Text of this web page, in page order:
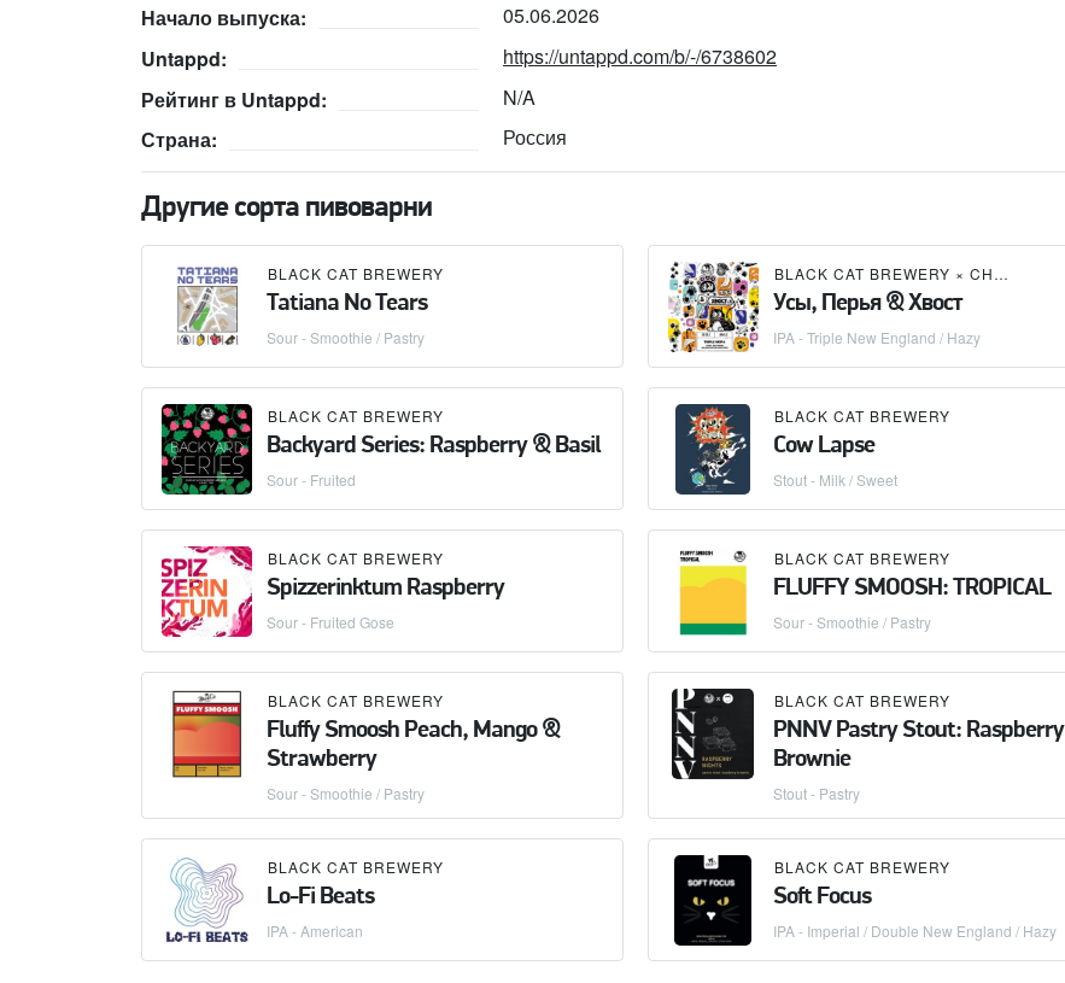
Начало выпуска:
05.06.2026
Untappd:
https://untappd.com/b/-/6738602
Рейтинг в Untappd:
N/A
Страна:
Россия
Другие сорта пивоварни
BLACK CAT BREWERY
Tatiana No Tears
Sour - Smoothie / Pastry
BLACK CAT BREWERY × CHIBIS BREWERY
Усы, Перья & Хвост
IPA - Triple New England / Hazy
BLACK CAT BREWERY
Backyard Series: Raspberry & Basil
Sour - Fruited
BLACK CAT BREWERY
Cow Lapse
Stout - Milk / Sweet
BLACK CAT BREWERY
Spizzerinktum Raspberry
Sour - Fruited Gose
BLACK CAT BREWERY
FLUFFY SMOOSH: TROPICAL
Sour - Smoothie / Pastry
BLACK CAT BREWERY
Fluffy Smoosh Peach, Mango &
Strawberry
Sour - Smoothie / Pastry
BLACK CAT BREWERY
PNNV Pastry Stout: Raspberry
Brownie
Stout - Pastry
BLACK CAT BREWERY
Lo-Fi Beats
IPA - American
BLACK CAT BREWERY
Soft Focus
IPA - Imperial / Double New England / Hazy